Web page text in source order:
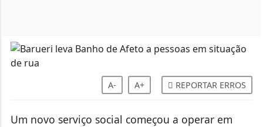
A- A+ REPORTAR ERROS
Um novo serviço social começou a operar em